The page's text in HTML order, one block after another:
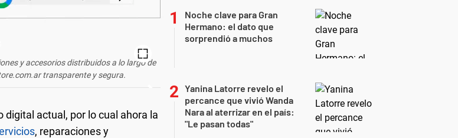
y accesorios distribuidos a lo largo de
transparente y segura.
actual, por lo cual ahora la
, reparaciones y
Noche clave para Gran
Hermano: el dato que
sorprendió a muchos
Yanina Latorre revelo el
percance que vivió Wanda
Nara al aterrizar en el país:
"Le pasan todas"